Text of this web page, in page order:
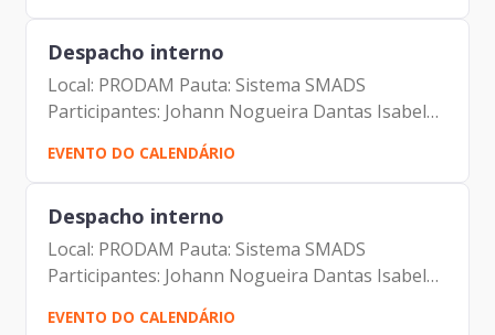
Despacho interno
Local: PRODAM Pauta: Sistema SMADS
Participantes: Johann Nogueira Dantas Isabela
Domingues Moure Varela Francisco Luis
EVENTO DO CALENDÁRIO
Despacho interno
Local: PRODAM Pauta: Sistema SMADS
Participantes: Johann Nogueira Dantas Isabela
Domingues Moure Varela Francisco Luis
EVENTO DO CALENDÁRIO